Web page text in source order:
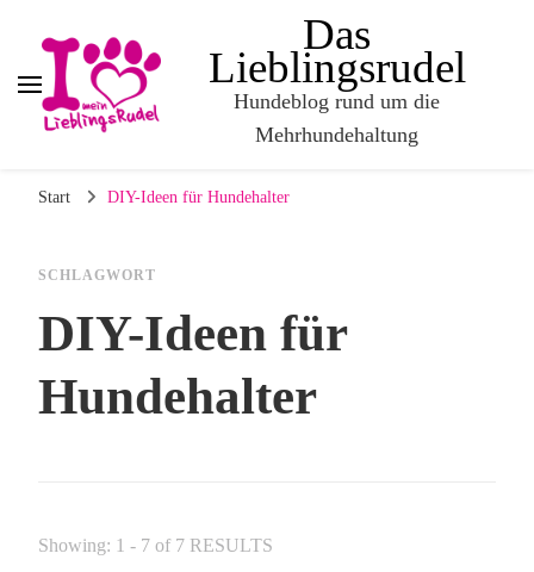
Das
Lieblingsrudel
Hundeblog rund um die
Mehrhundehaltung
Start DIY-Ideen für Hundehalter
SCHLAGWORT
DIY-Ideen für
Hundehalter
Showing: 1 - 7 of 7 RESULTS